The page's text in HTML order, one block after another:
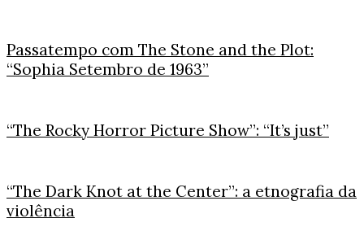
Passatempo com The Stone and the Plot:
“Sophia Setembro de 1963”
“The Rocky Horror Picture Show”: “It’s just”
“The Dark Knot at the Center”: a etnografia da
violência